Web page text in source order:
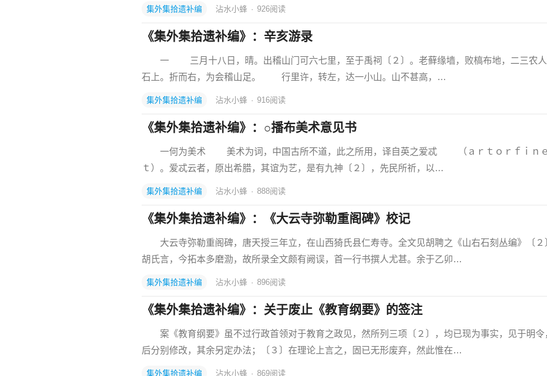
集外集拾遗补编 沾水小蜂 · 926阅读
《集外集拾遗补编》：辛亥游录
一 三月十八日，晴。出稽山门可六七里，至于禹祠〔２〕。老藓缘墙，败槁布地，二三农
石上。折而右，为会稽山足。 行里许，转左，达一小山。山不甚高，…
集外集拾遗补编 沾水小蜂 · 916阅读
《集外集拾遗补编》：○播布美术意见书
一何为美术 美术为词，中国古所不道，此之所用，译自英之爱忒 （ａｒｔｏｒｆｉｎ
ｔ）。爱忒云者，原出希腊，其谊为艺，是有九神〔２〕，先民所祈，以…
集外集拾遗补编 沾水小蜂 · 888阅读
《集外集拾遗补编》：《大云寺弥勒重阁碑》校记
大云寺弥勒重阁碑，唐天授三年立，在山西猗氏县仁寿寺。全文见胡聘之《山右石刻丛编》〔２
胡氏言，今拓本多磨泐，故所录全文颇有阙误，首一行书撰人尤甚。余于乙卯…
集外集拾遗补编 沾水小蜂 · 896阅读
《集外集拾遗补编》：关于废止《教育纲要》的签注
案《教育纲要》虽不过行政首领对于教育之政见，然所列三项〔２〕，均已现为事实，见于明令
后分别修改，其余另定办法；〔３〕在理论上言之，固已无形废弃，然此惟在…
集外集拾遗补编 沾水小蜂 · 869阅读